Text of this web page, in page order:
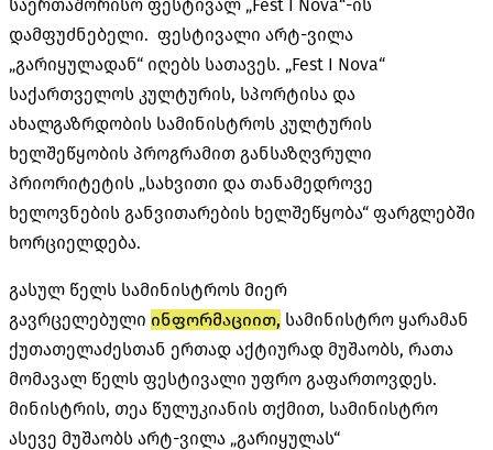
საერთაშორისო ფესტივალ „Fest I Nova“-ის
დამფუძნებელი. ფესტივალი არტ-ვილა
„გარიყულადან“ იღებს სათავეს. „Fest I Nova“
საქართველოს კულტურის, სპორტისა და
ახალგაზრდობის სამინისტროს კულტურის
ხელშეწყობის პროგრამით განსაზღვრული
პრიორიტეტის „სახვითი და თანამედროვე
ხელოვნების განვითარების ხელშეწყობა“ ფარგლებში
ხორციელდება.
გასულ წელს სამინისტროს მიერ
გავრცელებული ინფორმაციით, სამინისტრო ყარამან
ქუთათელაძესთან ერთად აქტიურად მუშაობს, რათა
მომავალ წელს ფესტივალი უფრო გაფართოვდეს.
მინისტრის, თეა წულუკიანის თქმით, სამინისტრო
ასევე მუშაობს არტ-ვილა „გარიყულას“